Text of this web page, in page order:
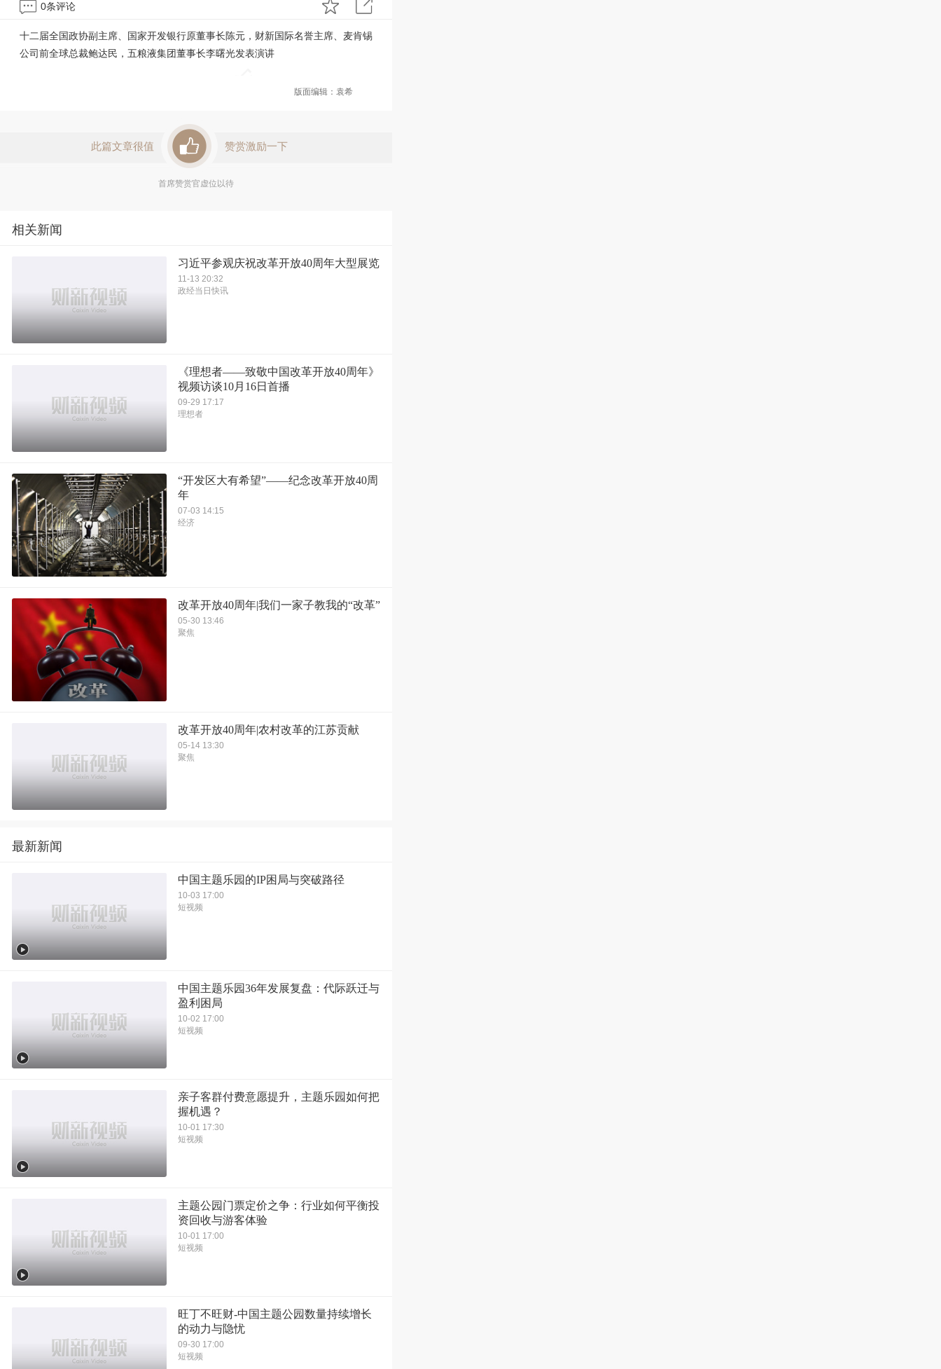
0条评论
十二届全国政协副主席、国家开发银行原董事长陈元，财新国际名誉主席、麦肯锡
公司前全球总裁鲍达民，五粮液集团董事长李曙光发表演讲
版面编辑：袁希
此篇文章很值 赞赏激励一下
首席赞赏官虚位以待
相关新闻
习近平参观庆祝改革开放40周年大型展览
11-13 20:32
政经当日快讯
《理想者——致敬中国改革开放40周年》
视频访谈10月16日首播
09-29 17:17
理想者
“开发区大有希望”——纪念改革开放40周
年
07-03 14:15
经济
改革开放40周年|我们一家子教我的“改革”
05-30 13:46
聚焦
改革开放40周年|农村改革的江苏贡献
05-14 13:30
聚焦
最新新闻
中国主题乐园的IP困局与突破路径
10-03 17:00
短视频
中国主题乐园36年发展复盘：代际跃迁与
盈利困局
10-02 17:00
短视频
亲子客群付费意愿提升，主题乐园如何把
握机遇？
10-01 17:30
短视频
主题公园门票定价之争：行业如何平衡投
资回收与游客体验
10-01 17:00
短视频
旺丁不旺财-中国主题公园数量持续增长
的动力与隐忧
09-30 17:00
短视频